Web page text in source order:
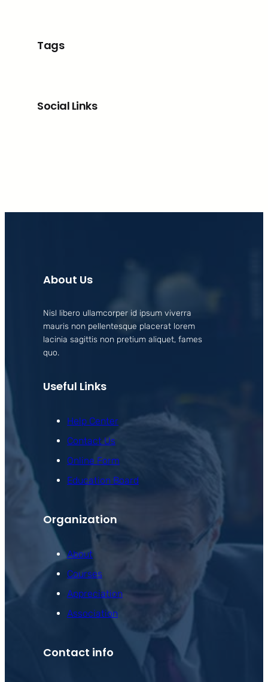
Tags
Social Links
About Us
Nisl libero ullamcorper id ipsum viverra
mauris non pellentesque placerat lorem
lacinia sagittis non pretium aliquet, fames
quo.
Useful Links
Help Center
Contact Us
Online Form
Education Board
Organization
About
Courses
Appreciation
Association
Contact info